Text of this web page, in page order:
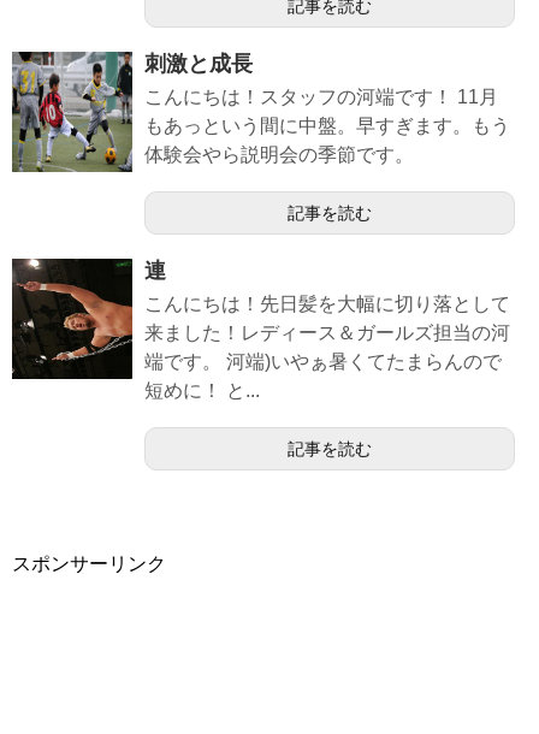
記事を読む
刺激と成長
こんにちは！スタッフの河端です！ 11月
もあっという間に中盤。早すぎます。もう
体験会やら説明会の季節です。
記事を読む
連
こんにちは！先日髪を大幅に切り落として
来ました！レディース＆ガールズ担当の河
端です。 河端)いやぁ暑くてたまらんので
短めに！ と...
記事を読む
スポンサーリンク